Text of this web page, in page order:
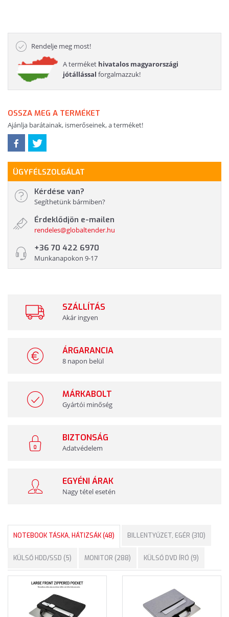
Rendelje meg most!
A terméket hivatalos magyarországi
jótállással forgalmazzuk!
OSSZA MEG A TERMÉKET
Ajánlja barátainak, ismerőseinek, a terméket!
ÜGYFÉLSZOLGÁLAT
Kérdése van?
Segíthetünk bármiben?
Érdeklődjön e-mailen
rendeles@globaltender.hu
+36 70 422 6970
Munkanapokon 9-17
SZÁLLÍTÁS
Akár ingyen
ÁRGARANCIA
8 napon belül
MÁRKABOLT
Gyártói minőség
BIZTONSÁG
Adatvédelem
EGYÉNI ÁRAK
Nagy tétel esetén
NOTEBOOK TÁSKA, HÁTIZSÁK (48) BILLENTYŰZET, EGÉR (310)
KÜLSŐ HDD/SSD (5) MONITOR (288) KÜLSŐ DVD ÍRÓ (9)